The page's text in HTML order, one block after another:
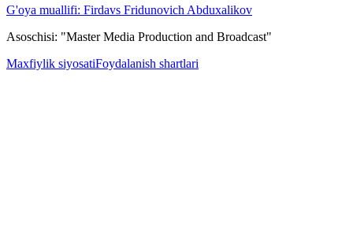
G'oya muallifi: Firdavs Fridunovich Abduxalikov
Asoschisi: "Master Media Production and Broadcast"
Maxfiylik siyosatiFoydalanish shartlari